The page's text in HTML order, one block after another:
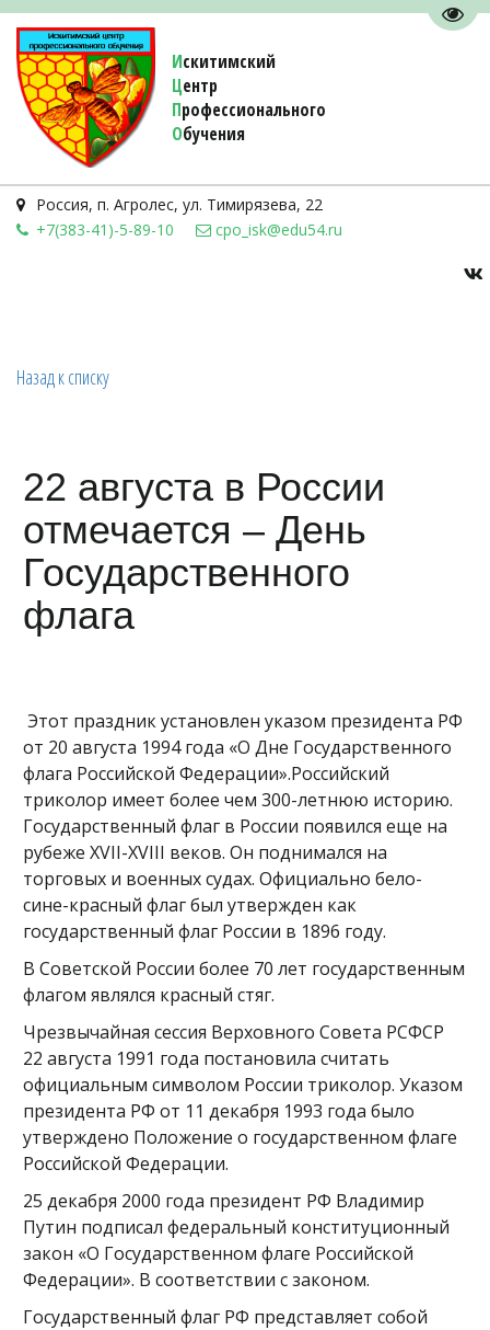
Искитимский
Центр
Профессионального
Обучения
Россия, п. Агролес, ул. Тимирязева, 22
+7(383-41)-5-89-10
cpo_isk@edu54.ru
Назад к списку
22 августа в России
отмечается – День
Государственного
флага
Этот праздник установлен указом президента РФ
от 20 августа 1994 года «О Дне Государственного
флага Российской Федерации».Российский
триколор имеет более чем 300-летнюю историю.
Государственный флаг в России появился еще на
рубеже XVII-XVIII веков. Он поднимался на
торговых и военных судах. Официально бело-
сине-красный флаг был утвержден как
государственный флаг России в 1896 году.
В Советской России более 70 лет государственным
флагом являлся красный стяг.
Чрезвычайная сессия Верховного Совета РСФСР
22 августа 1991 года постановила считать
официальным символом России триколор. Указом
президента РФ от 11 декабря 1993 года было
утверждено Положение о государственном флаге
Российской Федерации.
25 декабря 2000 года президент РФ Владимир
Путин подписал федеральный конституционный
закон «О Государственном флаге Российской
Федерации». В соответствии с законом.
Государственный флаг РФ представляет собой